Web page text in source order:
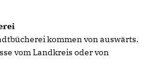
kommen von auswärts.
vom Landkreis oder von